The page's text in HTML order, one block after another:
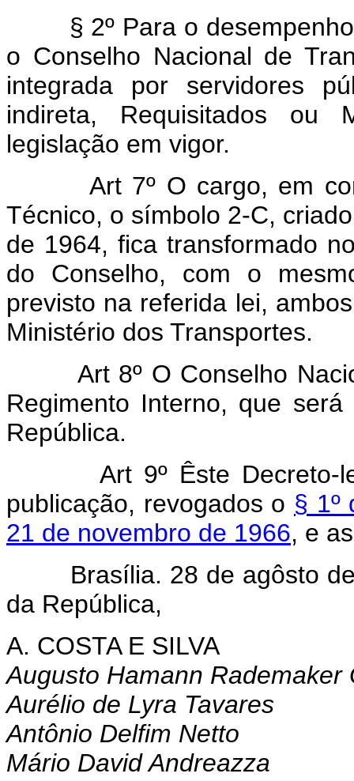
§ 2º Para o desempenho
o Conselho Nacional de
integrada por servidores
indireta, Requisitados ou
legislação em vigor.
Art 7º O cargo, em
Técnico, o símbolo 2-C,
de 1964, fica transformado
do Conselho, com o
previsto na referida lei,
Ministério dos Transportes.
Art 8º O Conselho
Regimento Interno, que
República.
Art 9º Êste
publicação, revogados o § 1º
21 de novembro de 1966, e
Brasília. 28 de agôsto de
da República,
A. COSTA E SILVA
Augusto Hamann Rademaker
Aurélio de Lyra Tavares
Antônio Delfim Netto
Mário David Andreazza